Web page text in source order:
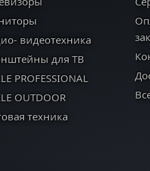
видеотехника
для ТВ
PROFESSIONAL
OUTDOOR
техника